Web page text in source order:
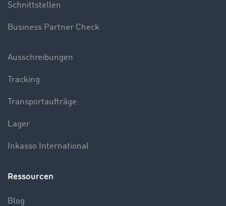
Schnittstellen
Business Partner Check
Ausschreibungen
Tracking
Transportaufträge
Lager
Inkasso International
Ressourcen
Blog